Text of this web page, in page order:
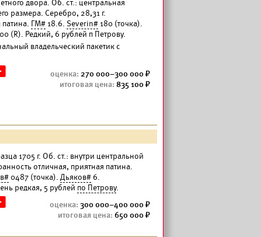
двора. Об. ст.: центральная
размера. Серебро, 28,31 г.
ГМ# 18.6. Severin# 180 (точка).
(R). Редкий, 6 рублей п Петрову.
владельческий пакетик с
270 000–300 000
835 100
1705 г. Об. ст.: внутри центральной
отличная, приятная патина.
0487 (точка). Дьяков# 6.
редкая, 5 рублей по Петрову.
300 000–400 000
650 000